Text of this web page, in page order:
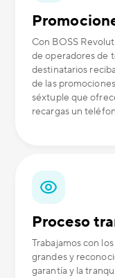
Con BOSS
de operadores de
destinatarios
de las
séxtuple que
recargas un
Proceso
Trabajamos con
grandes y
garantía y la